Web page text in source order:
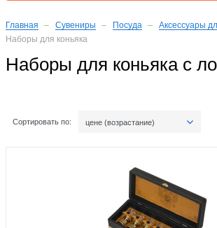
Главная Сувениры Посуда
Аксессуары
Наборы для коньяка
Наборы для коньяка с
Сортировать по: цене (возрастание)